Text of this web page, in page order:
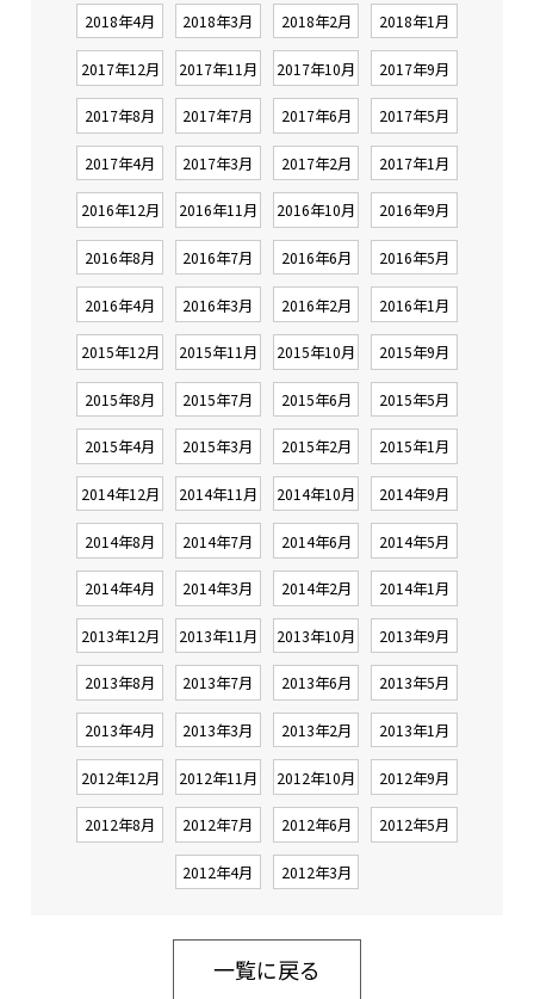
2018年4月 2018年3月 2018年2月 2018年1月
2017年12月 2017年11月 2017年10月 2017年9月
2017年8月 2017年7月 2017年6月 2017年5月
2017年4月 2017年3月 2017年2月 2017年1月
2016年12月 2016年11月 2016年10月 2016年9月
2016年8月 2016年7月 2016年6月 2016年5月
2016年4月 2016年3月 2016年2月 2016年1月
2015年12月 2015年11月 2015年10月 2015年9月
2015年8月 2015年7月 2015年6月 2015年5月
2015年4月 2015年3月 2015年2月 2015年1月
2014年12月 2014年11月 2014年10月 2014年9月
2014年8月 2014年7月 2014年6月 2014年5月
2014年4月 2014年3月 2014年2月 2014年1月
2013年12月 2013年11月 2013年10月 2013年9月
2013年8月 2013年7月 2013年6月 2013年5月
2013年4月 2013年3月 2013年2月 2013年1月
2012年12月 2012年11月 2012年10月 2012年9月
2012年8月 2012年7月 2012年6月 2012年5月
2012年4月 2012年3月
一覧に戻る